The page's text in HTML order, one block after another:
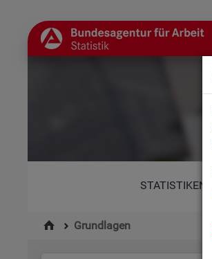
STATISTIKEN
Grundlagen